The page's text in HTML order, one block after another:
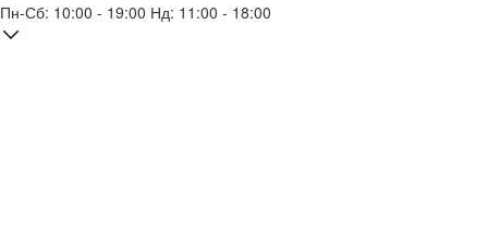
Пн-Сб: 10:00 - 19:00 Нд: 11:00 - 18:00